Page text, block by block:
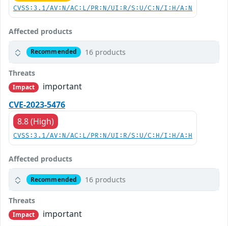
CVSS:3.1/AV:N/AC:L/PR:N/UI:R/S:U/C:N/I:H/A:N
Affected products
Recommended 16 products
Threats
Impact
important
CVE-2023-5476
8.8 (High)
CVSS:3.1/AV:N/AC:L/PR:N/UI:R/S:U/C:H/I:H/A:H
Affected products
Recommended 16 products
Threats
Impact
important